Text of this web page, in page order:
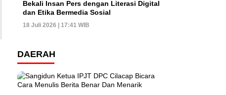
Bekali Insan Pers dengan Literasi Digital
dan Etika Bermedia Sosial
18 Juli 2026 | 17:41 WIB
DAERAH